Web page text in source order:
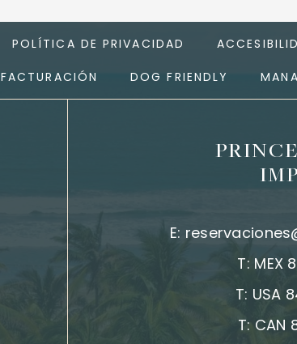
POLÍTICA DE PRIVACIDAD
FACTURACIÓN DOG FRIENDLY
E:
T: MEX
T: USA
T: CAN